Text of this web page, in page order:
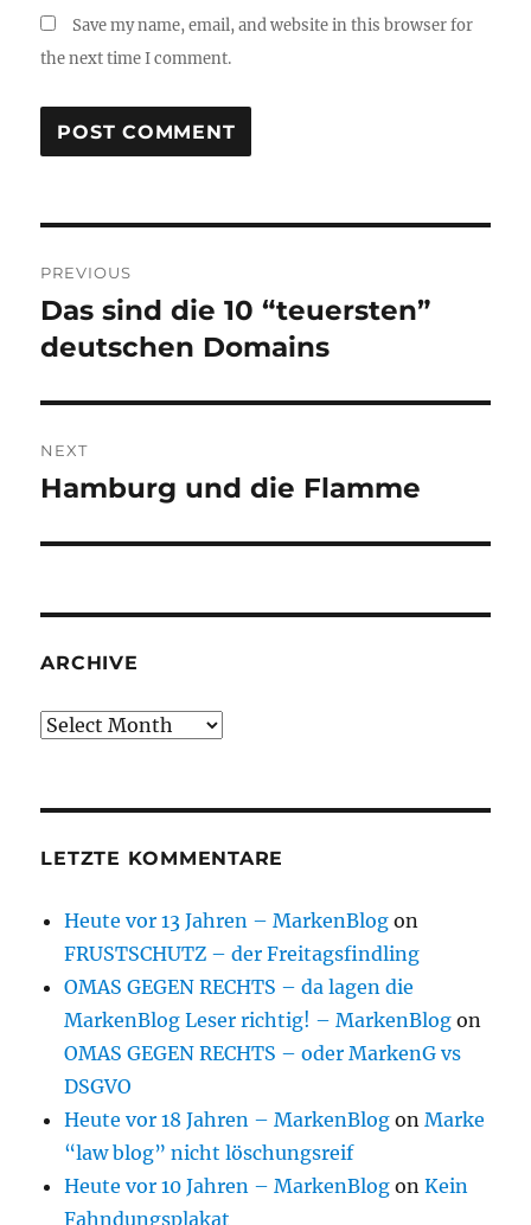
Save my name, email, and website in this browser for
the next time I comment.
navigation
PREVIOUS
Previous
post:
Das sind die 10 “teuersten”
deutschen Domains
NEXT
Next
Hamburg und die Flamme
ARCHIVE
Archive
LETZTE KOMMENTARE
Heute vor 13 Jahren – MarkenBlog on
FRUSTSCHUTZ – der Freitagsfindling
OMAS GEGEN RECHTS – da lagen die
MarkenBlog Leser richtig! – MarkenBlog on
OMAS GEGEN RECHTS – oder MarkenG vs
DSGVO
Heute vor 18 Jahren – MarkenBlog onMarke
“law blog” nicht löschungsreif
Heute vor 10 Jahren – MarkenBlog onKein
Fahndungsplakat